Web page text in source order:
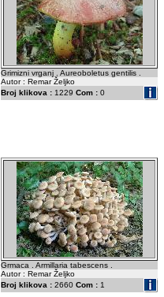
Grimizni vrganj . Aureoboletus gentilis .
Autor : Remar Željko
Broj klikova : 1229 Com : 0
Grmaca . Armillaria tabescens .
Autor : Remar Željko
Broj klikova : 2660 Com : 1